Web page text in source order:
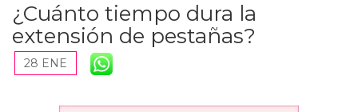
¿Cuánto tiempo dura la
extensión de pestañas?
28 ENE